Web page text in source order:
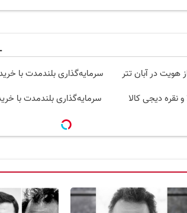
سرمایه‌گذاری بلندمدت با
نقره دیجی کالا سرمایه‌گذاری بلندمدت با